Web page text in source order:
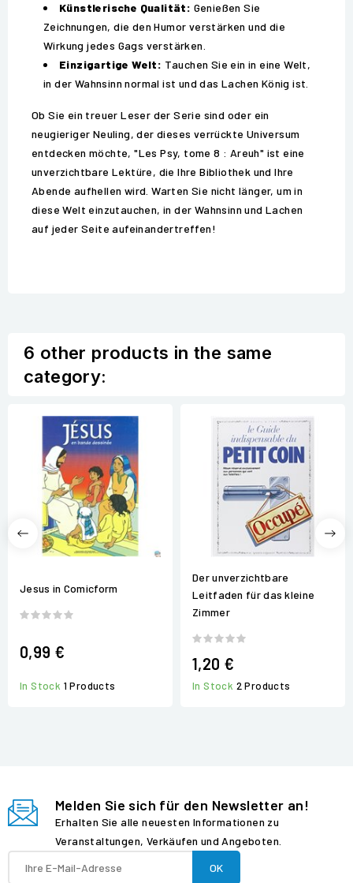
Künstlerische Qualität: Genießen Sie
Zeichnungen, die den Humor verstärken und die
Wirkung jedes Gags verstärken.
Einzigartige Welt: Tauchen Sie ein in eine Welt,
in der Wahnsinn normal ist und das Lachen König ist.
Ob Sie ein treuer Leser der Serie sind oder ein
neugieriger Neuling, der dieses verrückte Universum
entdecken möchte, "Les Psy, tome 8 : Areuh" ist eine
unverzichtbare Lektüre, die Ihre Bibliothek und Ihre
Abende aufhellen wird. Warten Sie nicht länger, um in
diese Welt einzutauchen, in der Wahnsinn und Lachen
auf jeder Seite aufeinandertreffen!
6 other products in the same
category:
Jesus in Comicform
0,99 €
In Stock 1 Products
Der unverzichtbare
Leitfaden für das kleine
Zimmer
1,20 €
In Stock 2 Products
Melden Sie sich für den Newsletter an!
Erhalten Sie alle neuesten Informationen zu
Veranstaltungen, Verkäufen und Angeboten.